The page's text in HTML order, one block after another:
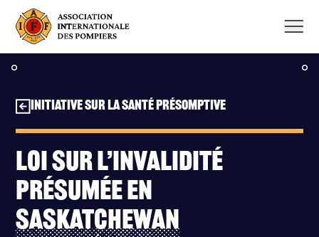
contenu
Loi sur l’invalidité
présumée en
Saskatchewan
Initiative sur la santé présomptive